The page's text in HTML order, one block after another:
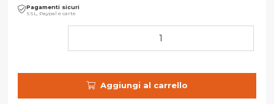
Pagamenti sicuri
SSL, Paypal e carte
Aggiungi al carrello